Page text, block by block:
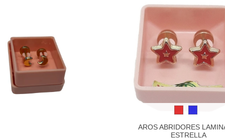
AROS ABRIDORES
ESTRELLA